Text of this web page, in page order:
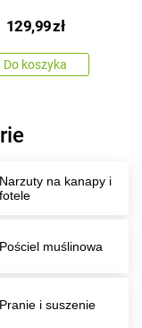
129,99zł
Do koszyka
Narzuty na kanapy i
fotele
Pościel muślinowa
Pranie i suszenie